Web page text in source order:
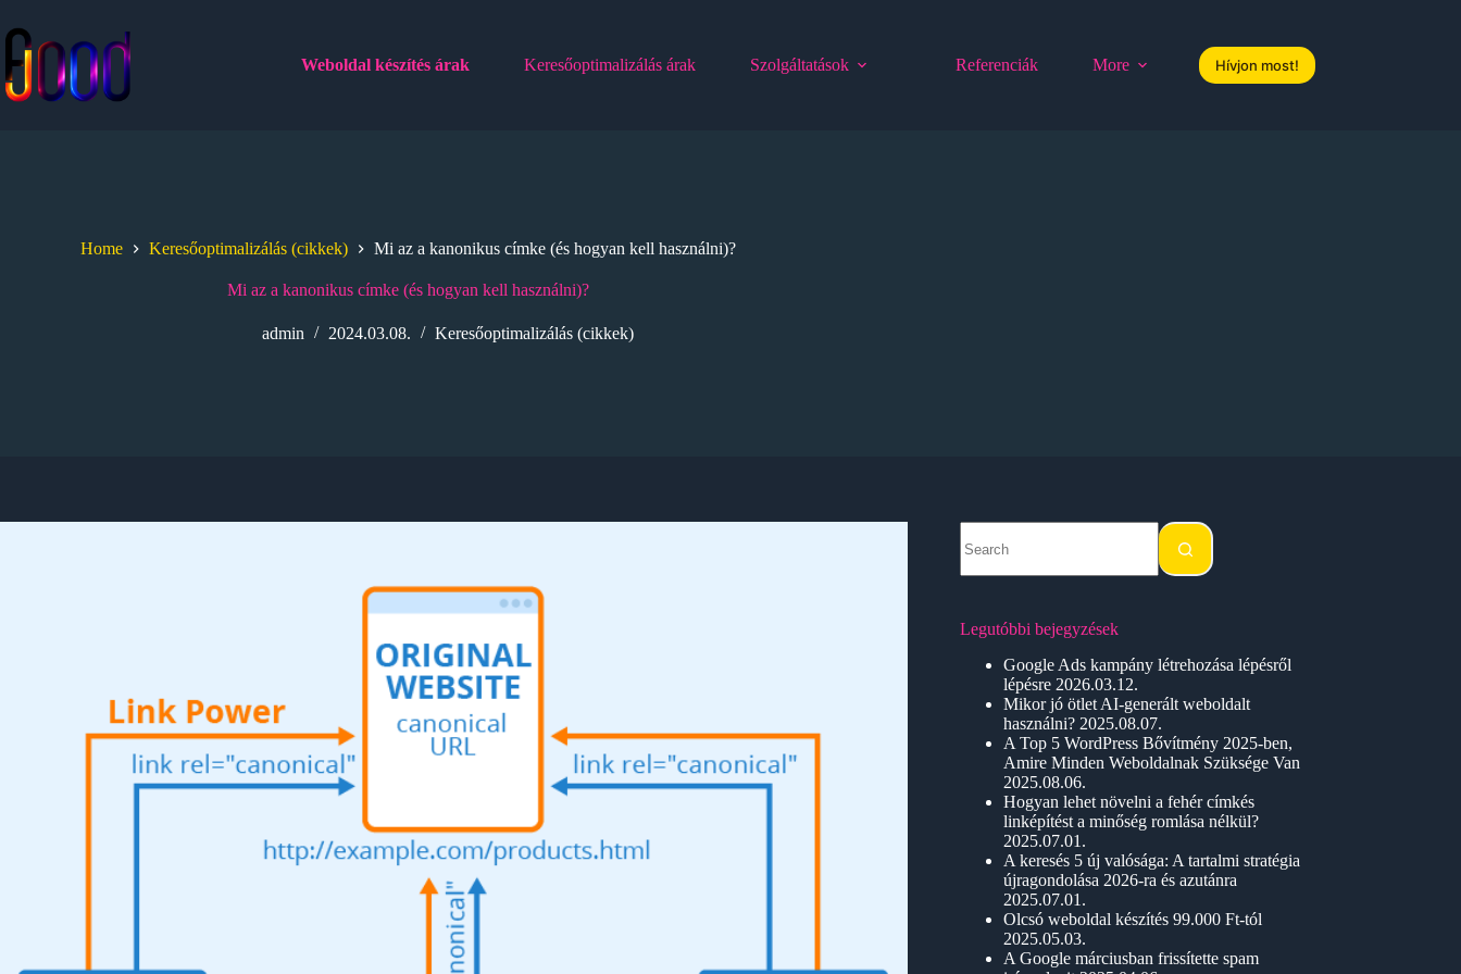
to
content
Weboldal készítés árak
Keresőoptimalizálás árak Szolgáltatások Referenciák More Hívjon most!
Home Keresőoptimalizálás (cikkek) Mi az a kanonikus címke (és hogyan kell használni)?
Mi az a kanonikus címke (és hogyan kell használni)?
admin 2024.03.08. Keresőoptimalizálás (cikkek)
results
Legutóbbi bejegyzések
Google Ads kampány létrehozása lépésről
lépésre 2026.03.12.
Mikor jó ötlet AI-generált weboldalt
használni? 2025.08.07.
A Top 5 WordPress Bővítmény 2025-ben,
Amire Minden Weboldalnak Szüksége Van
2025.08.06.
Hogyan lehet növelni a fehér címkés
linképítést a minőség romlása nélkül?
2025.07.01.
A keresés 5 új valósága: A tartalmi stratégia
újragondolása 2026-ra és azutánra
2025.07.01.
Olcsó weboldal készítés 99.000 Ft-tól
2025.05.03.
A Google márciusban frissítette spam